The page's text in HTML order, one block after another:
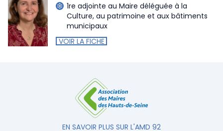
1re adjointe au Maire déléguée à la
Culture, au patrimoine et aux bâtiments
municipaux
VOIR LA FICHE
EN SAVOIR PLUS SUR L'AMD 92